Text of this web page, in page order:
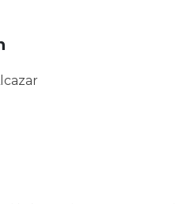
Hôpital Nord
Rares